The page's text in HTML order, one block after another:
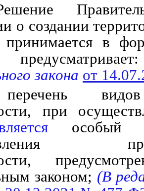
о создании
принимается в
закона от
видов
при
особый
законом; (В